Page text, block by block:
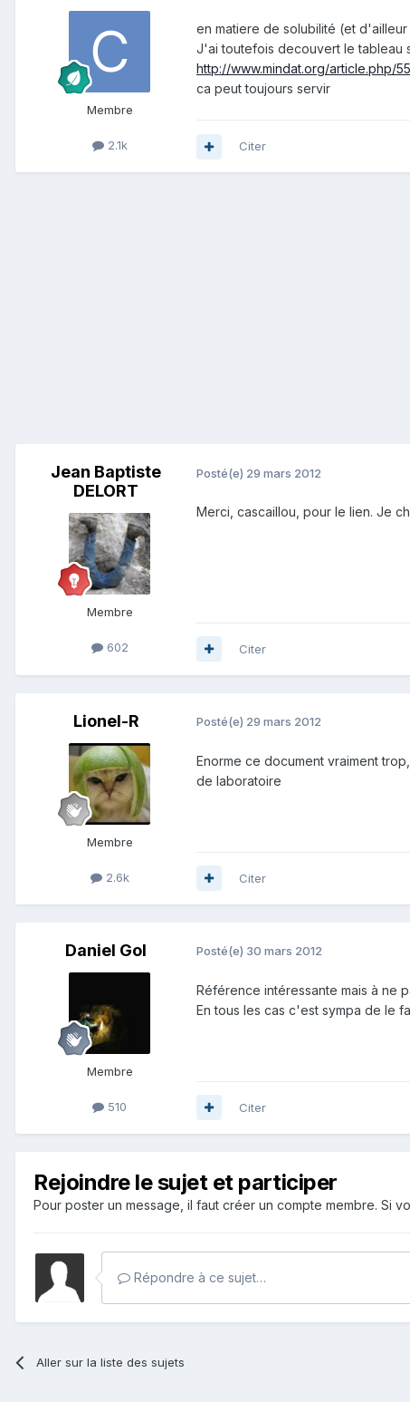
Membre
2.1k
en matiere de solubilité (et
J'ai toutefois decouvert le tableau
http://www.mindat.org/article.php/
ca peut toujours servir
Citer
Jean Baptiste
DELORT
Membre
602
Posté(e) 29 mars 2012
Merci, cascaillou, pour le lien. Je
Citer
Lionel-R
Membre
2.6k
Posté(e) 29 mars 2012
Enorme ce document vraiment
de laboratoire
Citer
Daniel Gol
Membre
510
Posté(e) 30 mars 2012
Référence intéressante mais à ne
En tous les cas c'est sympa de le
Citer
Rejoindre le sujet et participer
Pour poster un message, il faut créer un compte membre. Si
Répondre à ce sujet…
Aller sur la liste des sujets